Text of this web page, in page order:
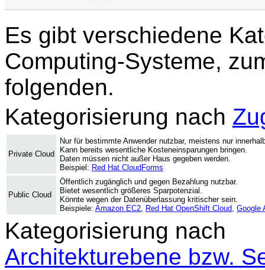
Es gibt verschiedene
Computing-Systeme,
folgenden.
Kategorisierung nach
Private Cloud
Nur für bestimmte Anwender nutzbar, meistens nur
Kann bereits wesentliche Kosteneinsparungen bringen.
Daten müssen nicht außer Haus gegeben werden.
Beispiel: Red Hat CloudForms
Public Cloud
Öffentlich zugänglich und gegen Bezahlung nutzbar.
Bietet wesentlich größeres Sparpotenzial.
Könnte wegen der Datenüberlassung kritischer sein.
Beispiele: Amazon EC2 Red Hat OpenShift Cloud Google
Kategorisierung nach
Architekturebene bzw.